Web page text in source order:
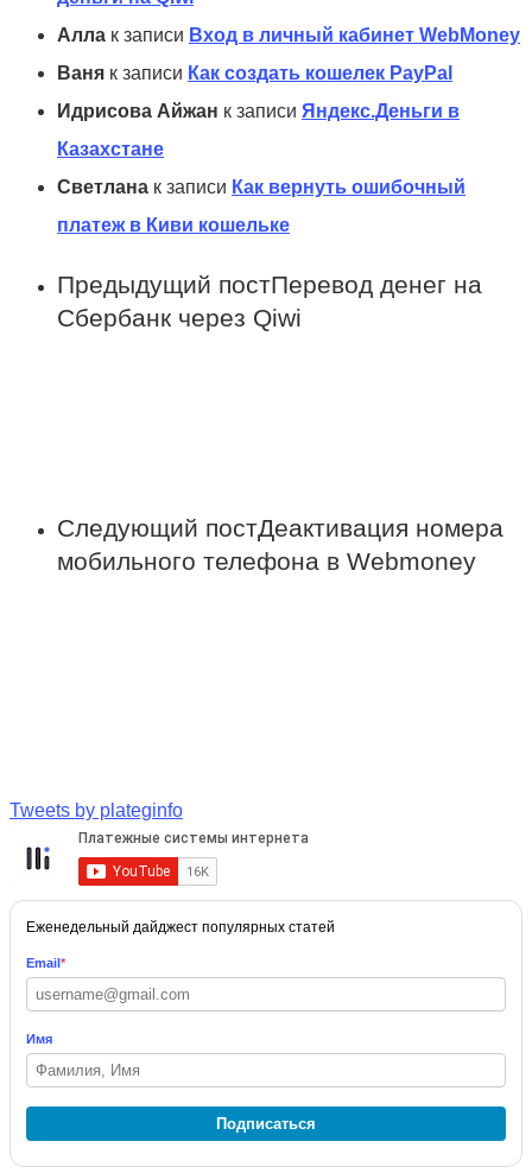
Алла к записи Вход в личный кабинет WebMoney
Ваня к записи Как создать кошелек PayPal
Идрисова Айжан к записи Яндекс.Деньги в
Казахстане
Светлана к записи Как вернуть ошибочный
платеж в Киви кошельке
Предыдущий постПеревод денег на
Cбербанк через Qiwi
Следующий постДеактивация номера
мобильного телефона в Webmoney
Tweets by plateginfo
Еженедельный дайджест популярных статей
Email*
Имя
Подписаться